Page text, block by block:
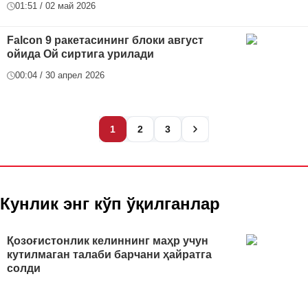
01:51 / 02 май 2026
Falcon 9 ракетасининг блоки август
ойида Ой сиртига урилади
00:04 / 30 апрел 2026
1 2 3
Кунлик энг кўп ўқилганлар
Қозоғистонлик келиннинг маҳр учун
кутилмаган талаби барчани ҳайратга
солди